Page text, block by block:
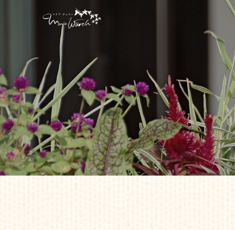
お菓子屋 マリア・ヴェルト